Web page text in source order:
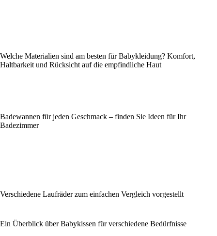
Welche Materialien sind am besten für Babykleidung? Komfort,
Haltbarkeit und Rücksicht auf die empfindliche Haut
Badewannen für jeden Geschmack – finden Sie Ideen für Ihr
Badezimmer
Verschiedene Laufräder zum einfachen Vergleich vorgestellt
Ein Überblick über Babykissen für verschiedene Bedürfnisse